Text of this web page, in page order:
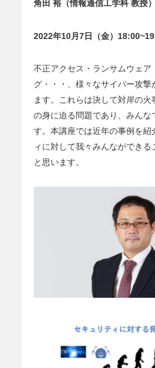
角田 裕（情報通信工学科 教授）
2022年10月7日（金）
不正アクセス・ランサムウェア
グ・・・、様々なサイバー攻
ます。これらは決して対岸の
の身に迫る問題であり、みんな
す。本講座では近年の事例を紹
ィに対して我々みんなができ
と思います。